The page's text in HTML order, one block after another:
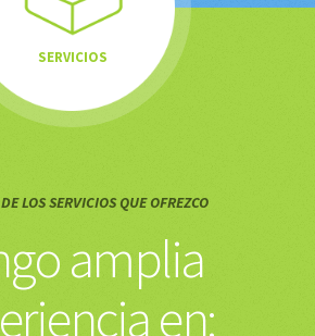
un directorio de comercios los cuales
sus ofertas, promociones y